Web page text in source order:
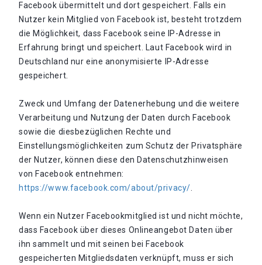
Facebook übermittelt und dort gespeichert. Falls ein
Nutzer kein Mitglied von Facebook ist, besteht trotzdem
die Möglichkeit, dass Facebook seine IP-Adresse in
Erfahrung bringt und speichert. Laut Facebook wird in
Deutschland nur eine anonymisierte IP-Adresse
gespeichert.
Zweck und Umfang der Datenerhebung und die weitere
Verarbeitung und Nutzung der Daten durch Facebook
sowie die diesbezüglichen Rechte und
Einstellungsmöglichkeiten zum Schutz der Privatsphäre
der Nutzer, können diese den Datenschutzhinweisen
von Facebook entnehmen:
https://www.facebook.com/about/privacy/
Wenn ein Nutzer Facebookmitglied ist und nicht möchte,
dass Facebook über dieses Onlineangebot Daten über
ihn sammelt und mit seinen bei Facebook
gespeicherten Mitgliedsdaten verknüpft, muss er sich